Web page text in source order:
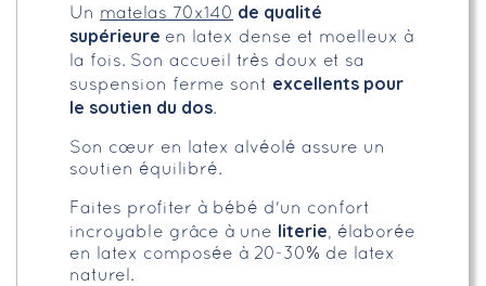
Un matelas 70x140 de qualité
supérieure en latex dense et moelleux à
la fois. Son accueil très doux et sa
suspension ferme sont excellents pour
le soutien du dos.
Son cœur en latex alvéolé assure un
soutien équilibré.
Faites profiter à bébé d'un confort
incroyable grâce à une literie, élaborée
en latex composée à 20-30% de latex
naturel.